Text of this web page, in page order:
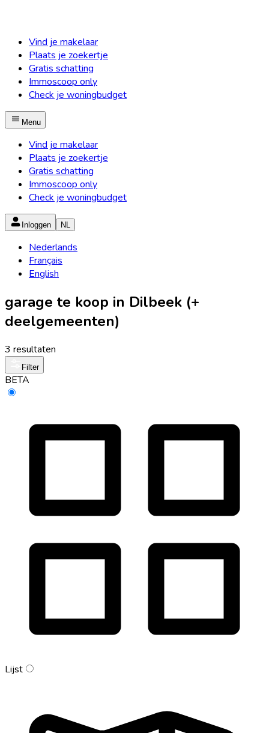
Vind je makelaar
Plaats je zoekertje
Gratis schatting
Immoscoop only
Check je woningbudget
Menu
Vind je makelaar
Plaats je zoekertje
Gratis schatting
Immoscoop only
Check je woningbudget
Inloggen NL
Nederlands
Français
English
garage te koop in Dilbeek (+
deelgemeenten)
3 resultaten
Filter
BETA
Lijst